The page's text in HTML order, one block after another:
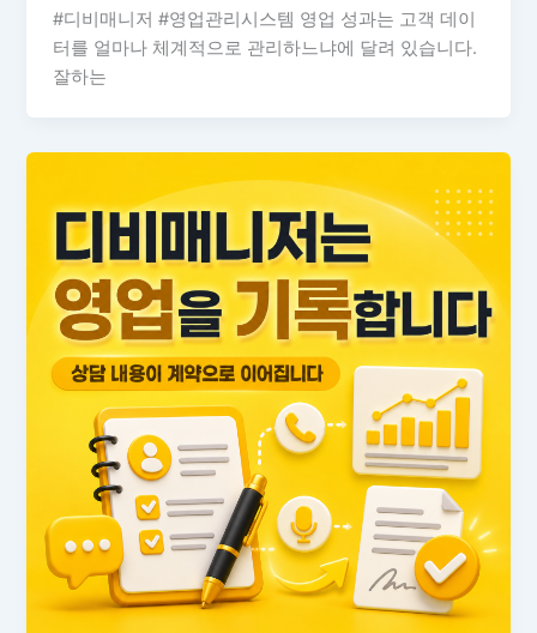
#디비매니저 #영업관리시스템 영업 성과는 고객 데이
터를 얼마나 체계적으로 관리하느냐에 달려 있습니다.
잘하는